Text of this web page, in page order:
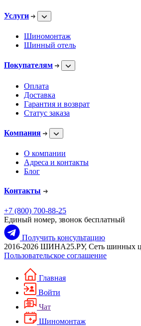
Услуги
Шиномонтаж
Шинный отель
Покупателям
Оплата
Доставка
Гарантия и возврат
Статус заказа
Компания
О компании
Адреса и контакты
Блог
Контакты
+7 (800) 700-88-25
Единый номер, звонок бесплатный
Получить консультацию
2016-2026 ШИНА25.РУ, Сеть шинных
Пользовательское соглашение
Главная
Войти
Чат
Шиномонтаж